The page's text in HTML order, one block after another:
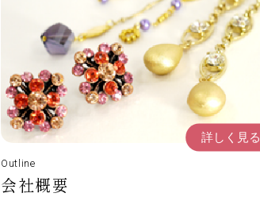
詳しく見る
Outline
会社概要